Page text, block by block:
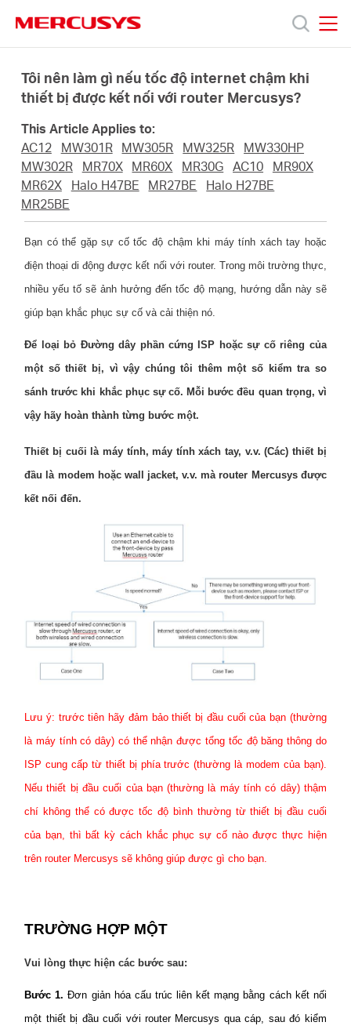
navigation
Sản
thiệu
eCatalog
Nam
Tôi nên làm gì nếu tốc độ internet chậm khi
thiết bị được kết nối với router Mercusys?
This Article Applies to:
AC12
MW301R MW305R MW325R
MW330HP
MW302R
MR70X MR60X MR30G AC10
MR90X
MR62X
Halo H47BE MR27BE
Halo H27BE
MR25BE
Bạn có thể gặp sự cố tốc độ chậm khi máy tính xách tay hoặc
điện thoại di động được kết nối với router. Trong môi trường thực,
nhiều yếu tố sẽ ảnh hưởng đến tốc độ mạng, hướng dẫn này sẽ
giúp bạn khắc phục sự cố và cải thiện nó.
Để loại bỏ Đường dây phần cứng ISP hoặc sự cố riêng của
một số thiết bị, vì vậy chúng tôi thêm một số kiểm tra so
sánh trước khi khắc phục sự cố. Mỗi bước đều quan trọng, vì
vậy hãy hoàn thành từng bước một.
Thiết bị cuối là máy tính, máy tính xách tay, v.v. (Các) thiết bị
đầu là modem hoặc wall jacket, v.v. mà router Mercusys được
kết nối đến.
Lưu ý: trước tiên hãy đảm bảo thiết bị đầu cuối của bạn (thường
là máy tính có dây) có thể nhận được tổng tốc độ băng thông do
ISP cung cấp từ thiết bị phía trước (thường là modem của bạn).
Nếu thiết bị đầu cuối của bạn (thường là máy tính có dây) thậm
chí không thể có được tốc độ bình thường từ thiết bị đầu cuối
của bạn, thì bất kỳ cách khắc phục sự cố nào được thực hiện
trên router Mercusys sẽ không giúp được gì cho bạn.
TRƯỜNG HỢP MỘT
Vui lòng thực hiện các bước sau:
Bước 1.Đơn giản hóa cấu trúc liên kết mạng bằng cách kết nối
một thiết bị đầu cuối với router Mercusys qua cáp, sau đó kiểm